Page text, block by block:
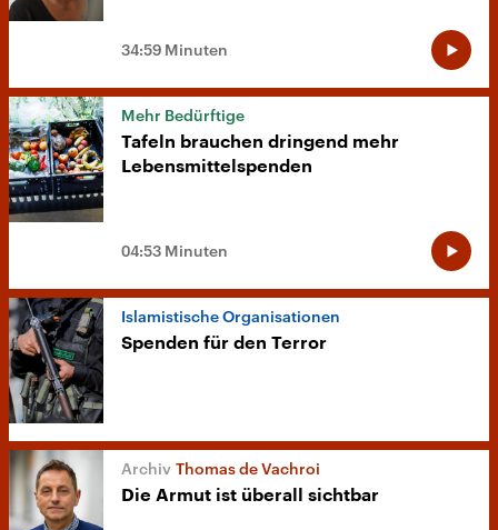
34:59 Minuten
Mehr Bedürftige
Tafeln brauchen dringend mehr
Lebensmittelspenden
04:53 Minuten
Islamistische Organisationen
Spenden für den Terror
Thomas de Vachroi
Die Armut ist überall sichtbar